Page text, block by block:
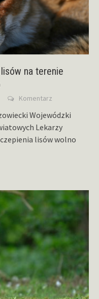
na terenie
Komentarz
Wojewódzki
Lekarzy
lisów wolno